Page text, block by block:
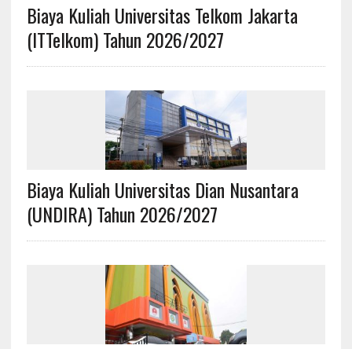
Biaya Kuliah Universitas Telkom Jakarta
(ITTelkom) Tahun 2026/2027
Biaya Kuliah Universitas Dian Nusantara
(UNDIRA) Tahun 2026/2027